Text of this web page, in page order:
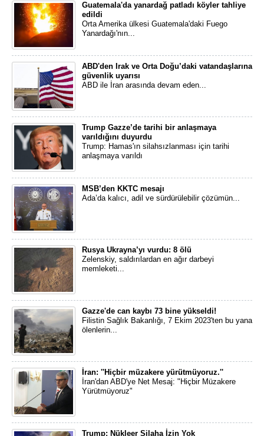
Guatemala'da yanardağ patladı köyler tahliye
edildi
Orta Amerika ülkesi Guatemala'daki Fuego
Yanardağı'nın...
ABD'den Irak ve Orta Doğu’daki vatandaşlarına
güvenlik uyarısı
ABD ile İran arasında devam eden...
Trump Gazze’de tarihi bir anlaşmaya
varıldığını duyurdu
Trump: Hamas'ın silahsızlanması için tarihi
anlaşmaya varıldı
MSB’den KKTC mesajı
Ada’da kalıcı, adil ve sürdürülebilir çözümün...
Rusya Ukrayna’yı vurdu: 8 ölü
Zelenskiy, saldırılardan en ağır darbeyi
memleketi...
Gazze'de can kaybı 73 bine yükseldi!
Filistin Sağlık Bakanlığı, 7 Ekim 2023'ten bu yana
ölenlerin...
İran: ''Hiçbir müzakere yürütmüyoruz.''
İran'dan ABD'ye Net Mesaj: "Hiçbir Müzakere
Yürütmüyoruz"
Trump: Nükleer Silaha İzin Yok